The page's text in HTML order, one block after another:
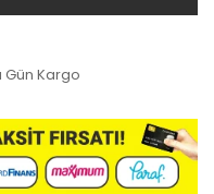
Gün Kargo